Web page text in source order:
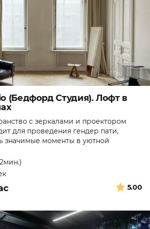
(Бедфорд Студия). Лофт в
с зеркалами и проектором
для проведения гендер пати,
значимые моменты в уютной
5.00